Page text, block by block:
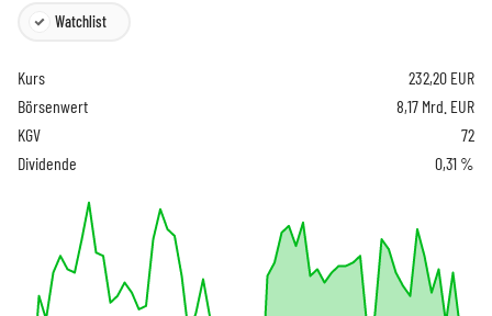
Watchlist
Kurs 232,20 EUR
Börsenwert
8,17 Mrd. EUR
KGV
72
Dividende
0,31 %